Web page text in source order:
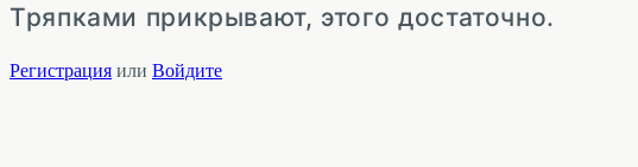
Тряпками прикрывают, этого достаточно.
Регистрация или Войдите